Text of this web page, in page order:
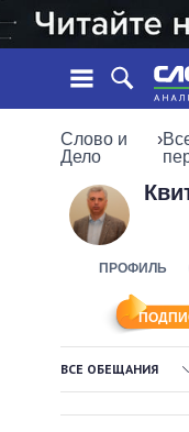
ЛЕНТА
СОБЫТИЯ
ОБЗОРЫ
ДАЙДЖЕСТЫ
ВЕРХОВНАЯ
КАБИНЕТ
ГЛАВЫ
Слово и
Дело
›
ПРОФИЛЬ
ВСЕ ОБЕЩАНИЯ